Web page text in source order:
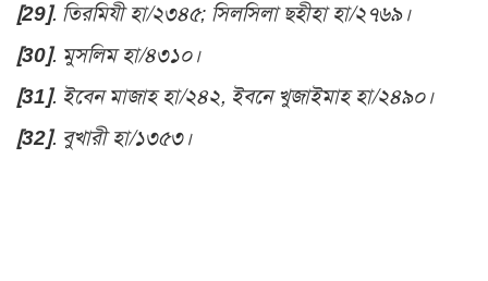
[29]. তিরমিযী হা/২৩৪৫; সিলসিলা ছহীহা হা/২৭৬৯।
[30]. মুসলিম হা/৪৩১০।
[31]. ইবেন মাজাহ হা/২৪২, ইবনে খুজাইমাহ হা/২৪৯০।
[32]. বুখারী হা/১৩৫৩।